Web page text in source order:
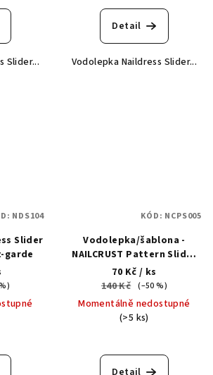
Slider...
Detail
Vodolepka Naildress Slider...
Slider
garde
NDS104
Vodolepka/šablona -
NAILCRUST Pattern Slider
#5
70 Kč / ks
140 Kč (–50 %)
Momentálně nedostupné
(>5 ks)
Detail
KÓD: NCPS005